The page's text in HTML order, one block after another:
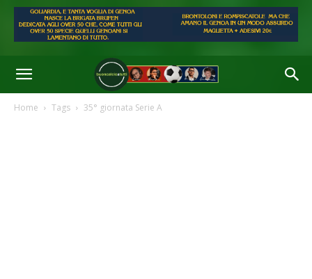
Home Tags 35° giornata Serie A